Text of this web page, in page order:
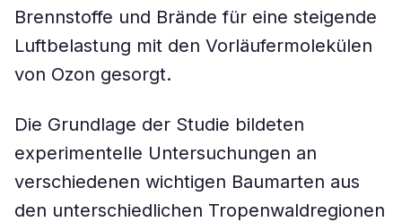
Brennstoffe und Brände für eine steigende
Luftbelastung mit den Vorläufermolekülen
von Ozon gesorgt.
Die Grundlage der Studie bildeten
experimentelle Untersuchungen an
verschiedenen wichtigen Baumarten aus
den unterschiedlichen Tropenwaldregionen